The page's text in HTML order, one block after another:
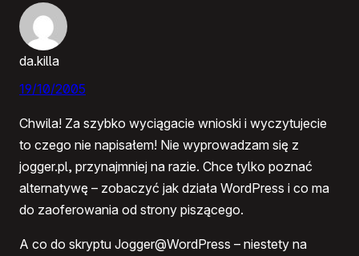
da.killa
19/10/2005
Chwila! Za szybko wyciągacie wnioski i wyczytujecie
to czego nie napisałem! Nie wyprowadzam się z
jogger.pl, przynajmniej na razie. Chce tylko poznać
alternatywę – zobaczyć jak działa WordPress i co ma
do zaoferowania od strony piszącego.
A co do skryptu Jogger@WordPress – niestety na